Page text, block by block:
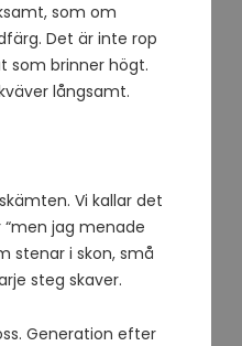
som om
Det är inte rop
som brinner högt.
långsamt.
Vi kallar det
“men jag menade
stenar i skon, små
steg skaver.
Generation efter